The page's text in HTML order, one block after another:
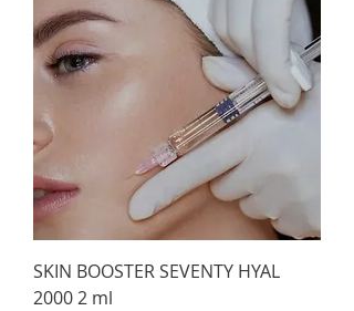
SKIN BOOSTER SEVENTY HYAL
2000 2 ml